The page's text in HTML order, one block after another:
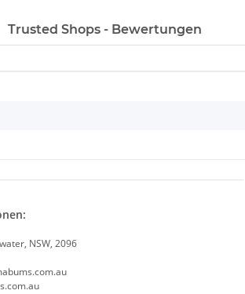
Trusted Shops - Bewertungen
NSW, 2096